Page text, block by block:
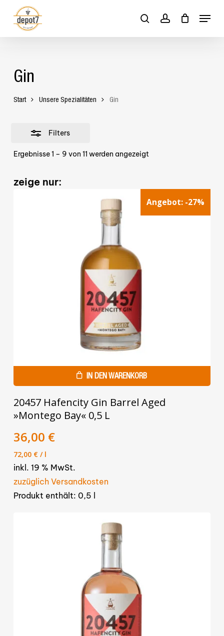
main
searchaccount
Menu
Close
Gin
Start Unsere Spezialitäten Gin
Filters
Ergebnisse 1 – 9 von 11 werden angezeigt
Close
Filters
zeige nur:
Angebot: -27%
IN DEN WARENKORB
20457 Hafencity Gin Barrel Aged
»Montego Bay« 0,5 L
Ursprünglicher
Preis
war:
49,00 €
36,00 €Aktueller
ist:
36,00 €.
72,00 €/ l
inkl. 19 % MwSt.
zuzüglich Versandkosten
Produkt enthält: 0,5